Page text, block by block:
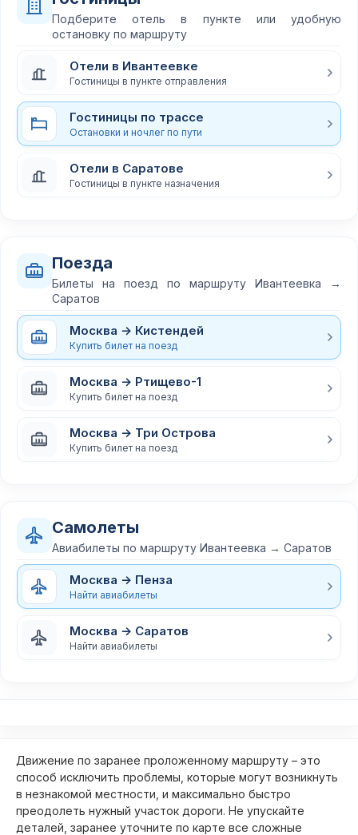
Подберите отель в пункте или удобную
остановку по маршруту
Отели в Ивантеевке
Гостиницы в пункте отправления
Гостиницы по трассе
Остановки и ночлег по пути
Отели в Саратове
Гостиницы в пункте назначения
Поезда
Билеты на поезд по маршруту Ивантеевка →
Саратов
Москва → Кистендей
Купить билет на поезд
Москва → Ртищево-1
Купить билет на поезд
Москва → Три Острова
Купить билет на поезд
Самолеты
Авиабилеты по маршруту Ивантеевка → Саратов
Москва → Пенза
Найти авиабилеты
Москва → Саратов
Найти авиабилеты
Движение по заранее проложенному маршруту – это
способ исключить проблемы, которые могут возникнуть
в незнакомой местности, и максимально быстро
преодолеть нужный участок дороги. Не упускайте
деталей, заранее уточните по карте все сложные